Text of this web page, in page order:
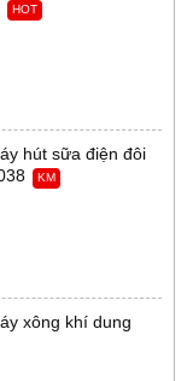
HOT
hút sữa điện đôi
KM
xông khí dung